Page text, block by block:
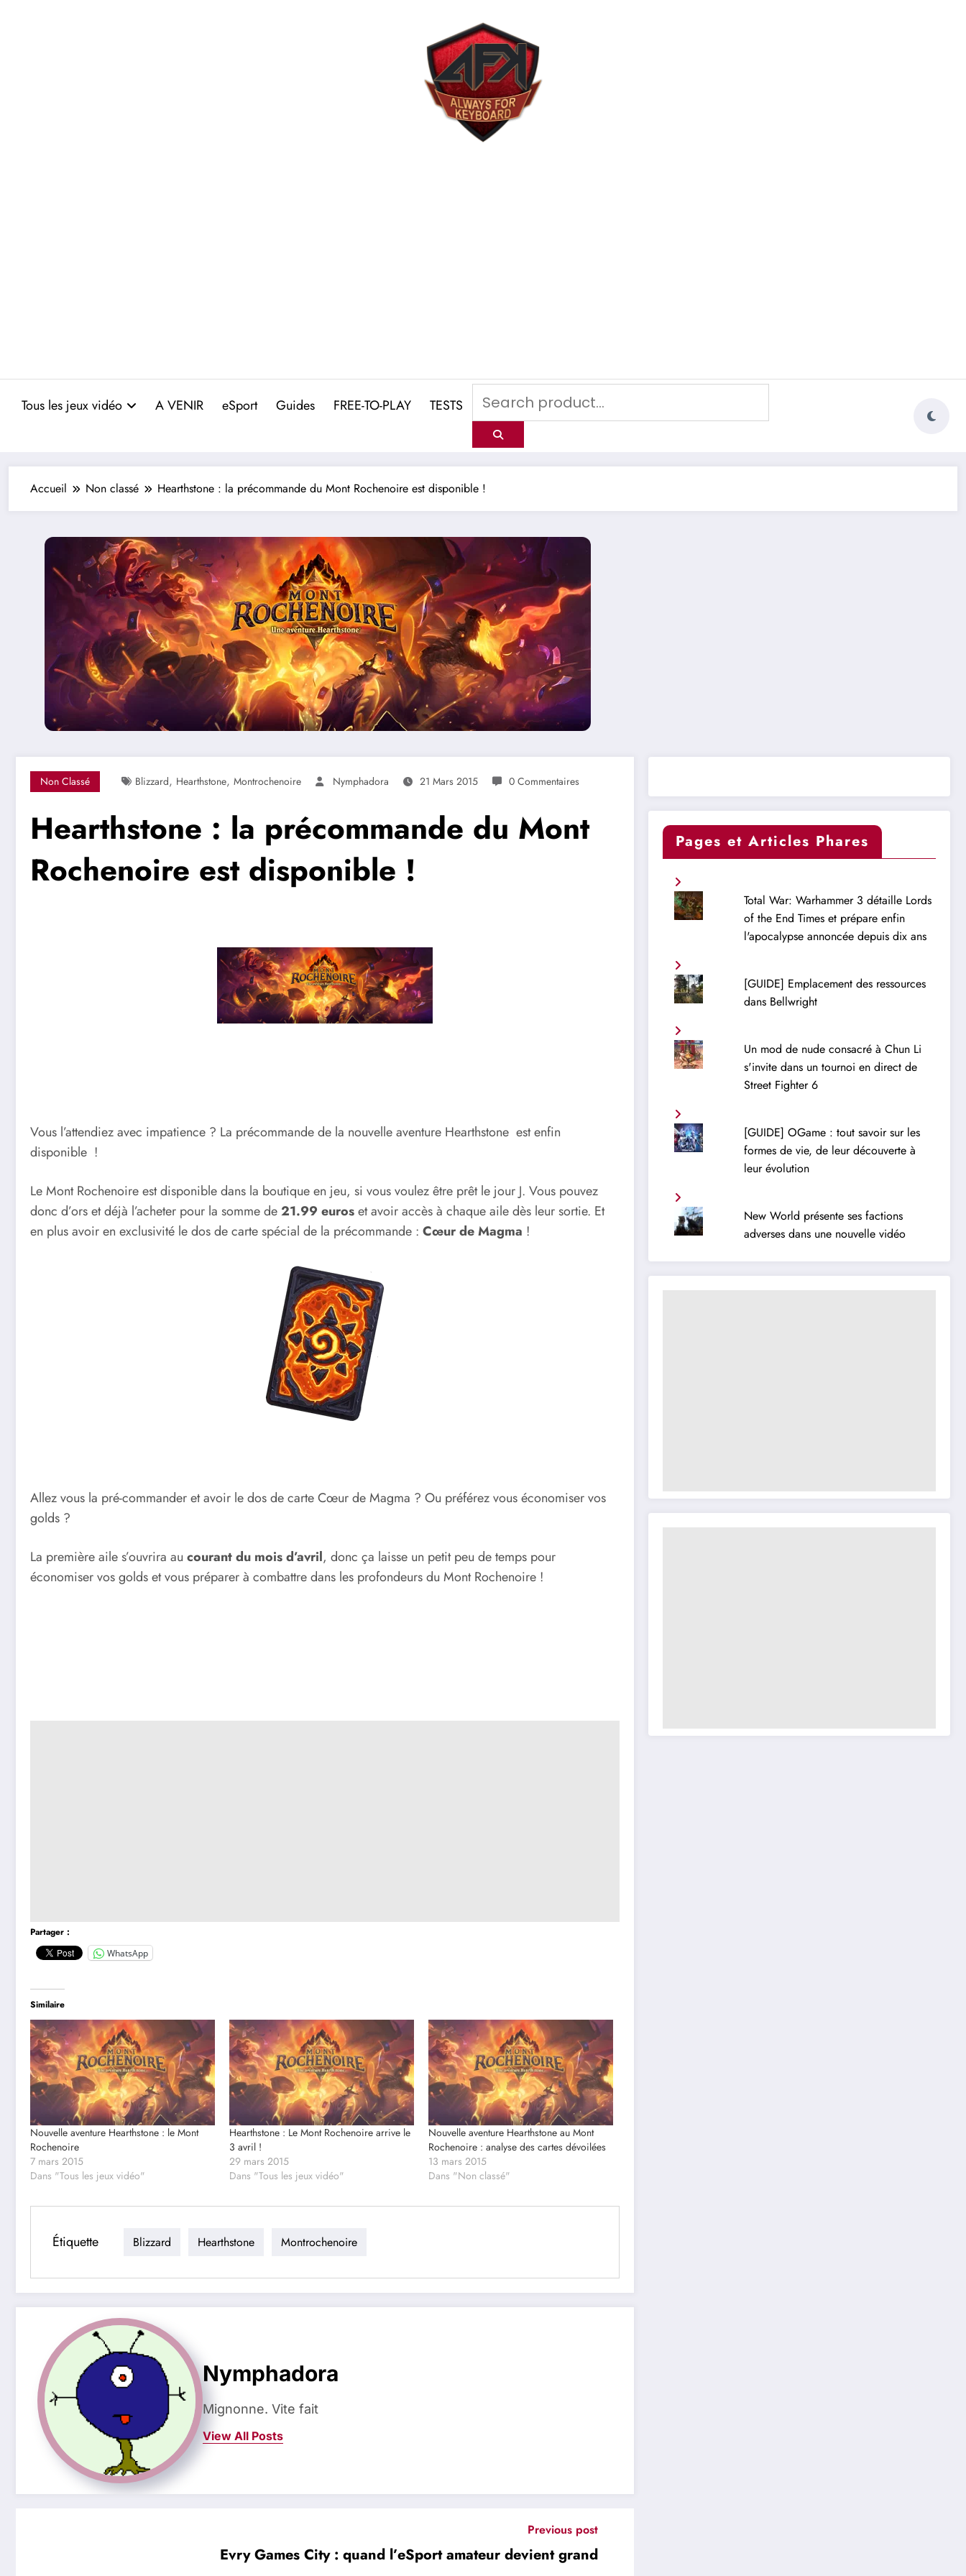
Tous les jeux vidéo A VENIR eSport Guides FREE-TO-PLAY TESTS
Accueil Non classé Hearthstone : la précommande du Mont Rochenoire est disponible !
Non Classé Blizzard, Hearthstone, Montrochenoire Nymphadora 21 Mars 2015 0 Commentaires
Hearthstone : la précommande du Mont
Rochenoire est disponible !
Vous l’attendiez avec impatience ? La précommande de la nouvelle aventure Hearthstone est enfin
disponible !
Le Mont Rochenoire est disponible dans la boutique en jeu, si vous voulez être prêt le jour J. Vous pouvez
donc d’ors et déjà l’acheter pour la somme de21.99 euroset avoir accès à chaque aile dès leur sortie. Et
en plus avoir en exclusivité le dos de carte spécial de la précommande : Cœur de Magma !
Allez vous la pré-commander et avoir le dos de carte Cœur de Magma ? Ou préférez vous économiser vos
golds ?
La première aile s’ouvrira au courant du mois d’avril, donc ça laisse un petit peu de temps pour
économiser vos golds et vous préparer à combattre dans les profondeurs du Mont Rochenoire !
Partager :
WhatsApp
Similaire
Nouvelle aventure Hearthstone : le Mont
Rochenoire
7 mars 2015
Dans "Tous les jeux vidéo"
Hearthstone : Le Mont Rochenoire arrive le
3 avril !
29 mars 2015
Dans "Tous les jeux vidéo"
Nouvelle aventure Hearthstone au Mont
Rochenoire : analyse des cartes dévoilées
13 mars 2015
Dans "Non classé"
Étiquette Blizzard Hearthstone Montrochenoire
Nymphadora
Mignonne. Vite fait
View All Posts
Previous post
Evry Games City : quand l’eSport amateur devient grand
Pages et Articles Phares
Total War: Warhammer 3 détaille Lords
of the End Times et prépare enfin
l'apocalypse annoncée depuis dix ans
[GUIDE] Emplacement des ressources
dans Bellwright
Un mod de nude consacré à Chun Li
s'invite dans un tournoi en direct de
Street Fighter 6
[GUIDE] OGame : tout savoir sur les
formes de vie, de leur découverte à
leur évolution
New World présente ses factions
adverses dans une nouvelle vidéo